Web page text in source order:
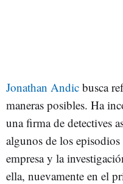
Jonathan Andic busca
maneras posibles. Ha
una firma de detectives
algunos de los
empresa y la
ella, nuevamente en el